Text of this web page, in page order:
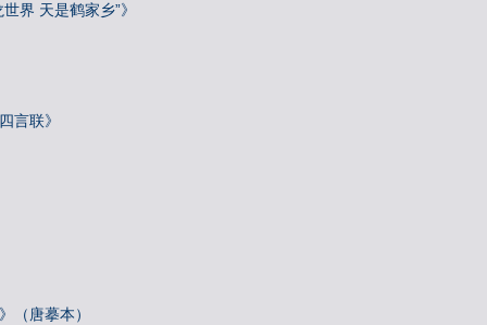
界 天是鹤家乡”》
言联》
（唐摹本）